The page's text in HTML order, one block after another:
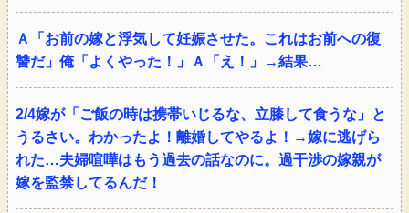
Ａ「お前の嫁と浮気して妊娠させた。これはお前への復
讐だ」俺「よくやった！」Ａ「え！」→結果…
2/4嫁が「ご飯の時は携帯いじるな、立膝して食うな」と
うるさい。わかったよ！離婚してやるよ！→嫁に逃げら
れた…夫婦喧嘩はもう過去の話なのに。過干渉の嫁親が
嫁を監禁してるんだ！